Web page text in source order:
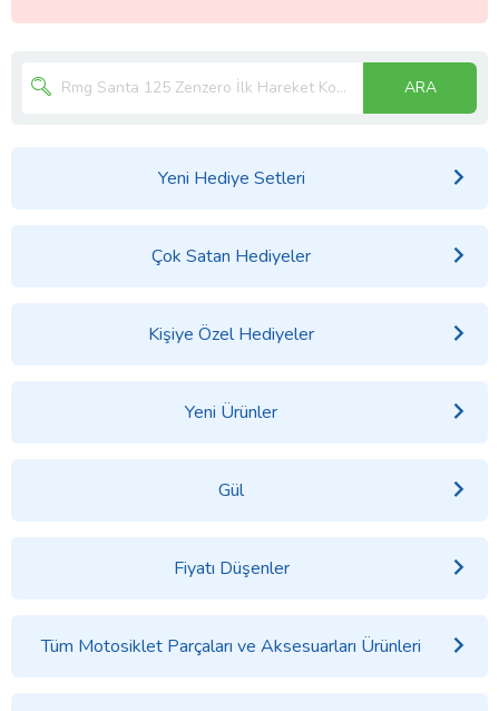
ARA
Yeni Hediye Setleri
Çok Satan Hediyeler
Kişiye Özel Hediyeler
Yeni Ürünler
Gül
Fiyatı Düşenler
Tüm Motosiklet Parçaları ve Aksesuarları Ürünleri